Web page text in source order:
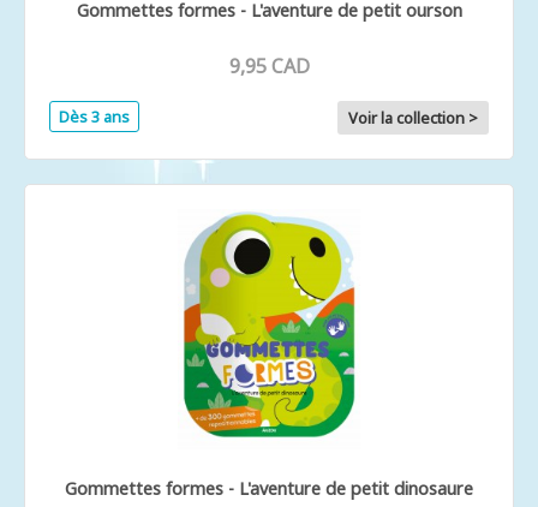
Gommettes formes - L'aventure de petit ourson
9,95 CAD
Dès 3 ans Voir la collection >
Gommettes formes - L'aventure de petit dinosaure